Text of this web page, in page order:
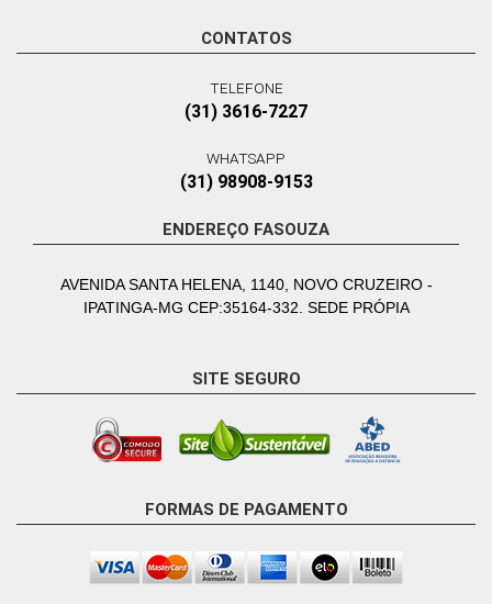
CONTATOS
TELEFONE
(31) 3616-7227
WHATSAPP
(31) 98908-9153
ENDEREÇO FASOUZA
AVENIDA SANTA HELENA, 1140, NOVO CRUZEIRO -
IPATINGA-MG CEP:35164-332. SEDE PRÓPIA
SITE SEGURO
FORMAS DE PAGAMENTO